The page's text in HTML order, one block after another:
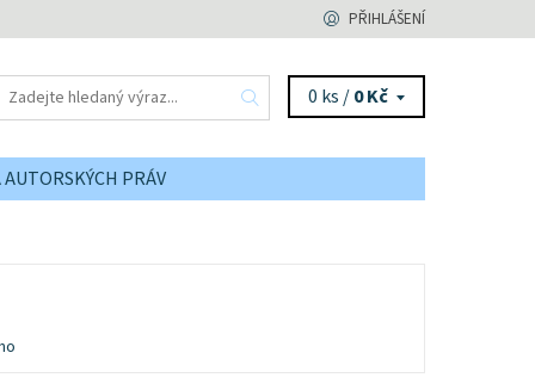
PŘIHLÁŠENÍ
0 ks /0 Kč
PRÁV